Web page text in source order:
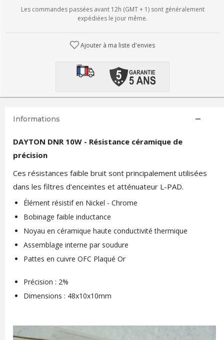
Les commandes passées avant 12h (GMT + 1) sont généralement
expédiées le jour même.
Ajouter à ma liste d'envies
Informations
DAYTON DNR 10W - Résistance céramique de
précision
Ces résistances faible bruit sont principalement utilisées
dans les filtres d'enceintes et atténuateur L-PAD.
Élément résistif en Nickel - Chrome
Bobinage faible inductance
Noyau en céramique haute conductivité thermique
Assemblage interne par soudure
Pattes en cuivre OFC Plaqué Or
Précision : 2%
Dimensions : 48x10x10mm